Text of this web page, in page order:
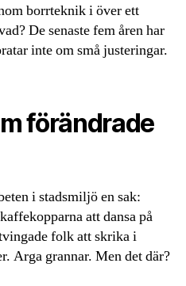
borrteknik i över ett
De senaste fem åren har
inte om små justeringar.
förändrade
i stadsmiljö en sak:
att dansa på
folk att skrika i
Arga grannar. Men det där?